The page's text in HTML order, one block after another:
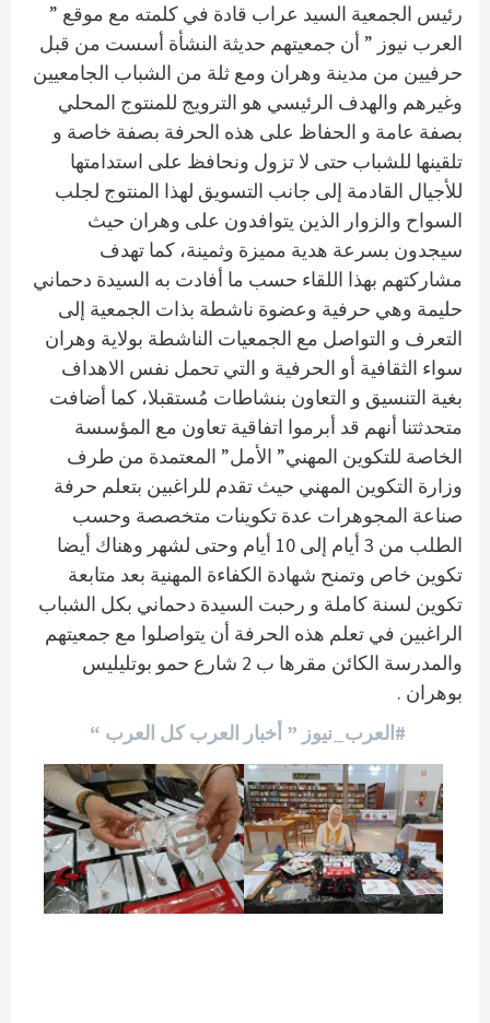
رئيس الجمعية السيد عراب قادة في كلمته مع موقع ”
العرب نيوز ” أن جمعيتهم حديثة النشأة أسست من قبل
حرفيين من مدينة وهران ومع ثلة من الشباب الجامعيين
وغيرهم والهدف الرئيسي هو الترويج للمنتوج المحلي
بصفة عامة و الحفاظ على هذه الحرفة بصفة خاصة و
تلقينها للشباب حتى لا تزول ونحافظ على استدامتها
للأجيال القادمة إلى جانب التسويق لهذا المنتوج لجلب
السواح والزوار الذين يتوافدون على وهران حيث
سيجدون بسرعة هدية مميزة وثمينة، كما تهدف
مشاركتهم بهذا اللقاء حسب ما أفادت به السيدة دحماني
حليمة وهي حرفية وعضوة ناشطة بذات الجمعية إلى
التعرف و التواصل مع الجمعيات الناشطة بولاية وهران
سواء الثقافية أو الحرفية و التي تحمل نفس الاهداف
بغية التنسيق و التعاون بنشاطات مُستقبلا، كما أضافت
متحدثتنا أنهم قد أبرموا اتفاقية تعاون مع المؤسسة
الخاصة للتكوين المهني” الأمل” المعتمدة من طرف
وزارة التكوين المهني حيث تقدم للراغبين بتعلم حرفة
صناعة المجوهرات عدة تكوينات متخصصة وحسب
الطلب من 3 أيام إلى 10 أيام وحتى لشهر وهناك أيضا
تكوين خاص وتمنح شهادة الكفاءة المهنية بعد متابعة
تكوين لسنة كاملة و رحبت السيدة دحماني بكل الشباب
الراغبين في تعلم هذه الحرفة أن يتواصلوا مع جمعيتهم
والمدرسة الكائن مقرها ب 2 شارع حمو بوتليليس
بوهران .
#العرب_نيوز ” أخبار العرب كل العرب “